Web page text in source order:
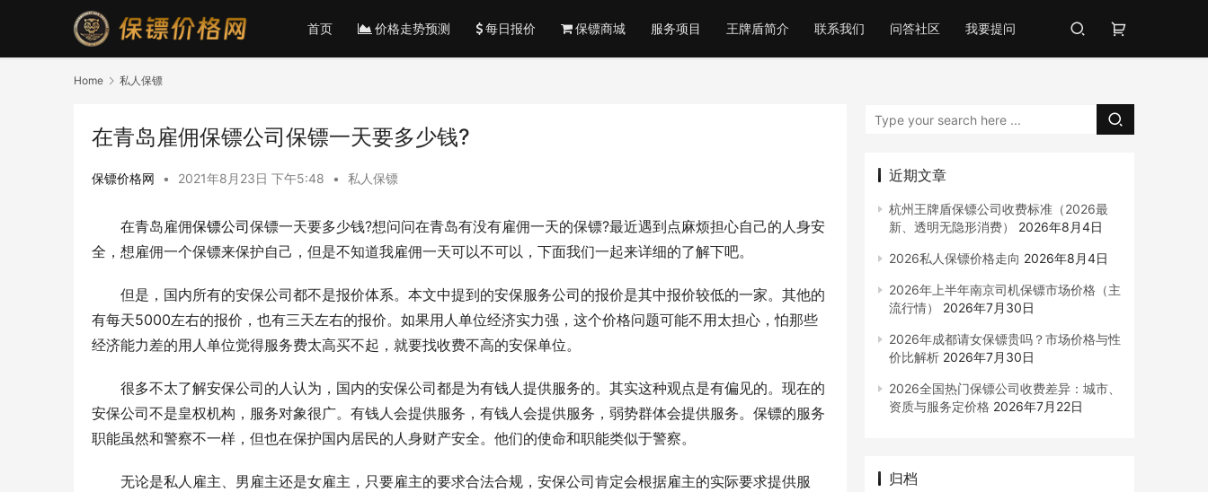
首页 价格走势预测 每日报价 保镖商城 服务项目 王牌盾简介 联系我们 问答社区 我要提问
Home 私人保镖
在青岛雇佣保镖公司保镖一天要多少钱?
保镖价格网 • 2021年8月23日 下午5:48 • 私人保镖
在青岛雇佣保镖公司保镖一天要多少钱?想问问在青岛有没有雇佣一天的保镖?最近遇到点麻烦担心自己的人身安
全，想雇佣一个保镖来保护自己，但是不知道我雇佣一天可以不可以，下面我们一起来详细的了解下吧。
但是，国内所有的安保公司都不是报价体系。本文中提到的安保服务公司的报价是其中报价较低的一家。其他的
有每天5000左右的报价，也有三天左右的报价。如果用人单位经济实力强，这个价格问题可能不用太担心，怕那些
经济能力差的用人单位觉得服务费太高买不起，就要找收费不高的安保单位。
很多不太了解安保公司的人认为，国内的安保公司都是为有钱人提供服务的。其实这种观点是有偏见的。现在的
安保公司不是皇权机构，服务对象很广。有钱人会提供服务，有钱人会提供服务，弱势群体会提供服务。保镖的服务
职能虽然和警察不一样，但也在保护国内居民的人身财产安全。他们的使命和职能类似于警察。
无论是私人雇主、男雇主还是女雇主，只要雇主的要求合法合规，安保公司肯定会根据雇主的实际要求提供服
近期文章
杭州王牌盾保镖公司收费标准（2026最
新、透明无隐形消费）
2026年8月4日
2026私人保镖价格走向 2026年8月4日
2026年上半年南京司机保镖市场价格（主
流行情）
2026年7月30日
2026年成都请女保镖贵吗？市场价格与性
价比解析 2026年7月30日
2026全国热门保镖公司收费差异：城市、
资质与服务定价格 2026年7月22日
归档